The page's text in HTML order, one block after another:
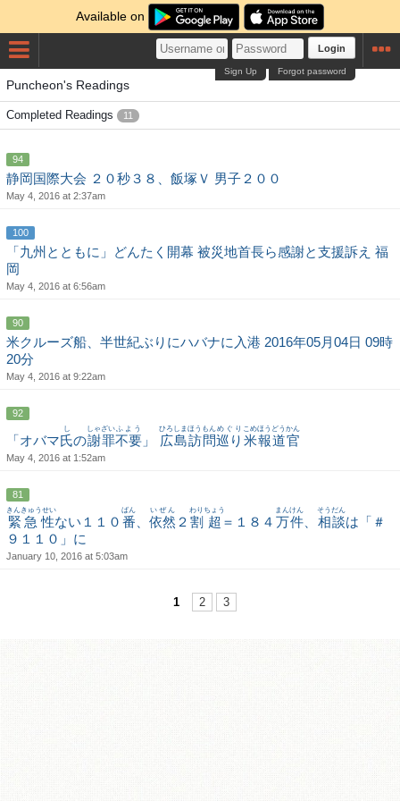
Available on
Login
Forgot password
Sign Up
Puncheon's Readings
Completed Readings 11
94
静岡国際大会 ２０秒３８、飯塚Ｖ 男子２００
May 4, 2016 at 2:37am
100
「九州とともに」どんたく開幕 被災地首長ら感謝と支援訴え 福
岡
May 4, 2016 at 6:56am
90
米クルーズ船、半世紀ぶりにハバナに入港 2016年05月04日 09時
20分
May 4, 2016 at 9:22am
92
「オバマ氏
し
の謝罪
しゃざい
不要
ふよう
」 広島
ひろしま
訪問
ほうもん
巡り
めぐり
米
こめ
報道
ほうどう
官
かん
May 4, 2016 at 1:52am
81
緊急性
きんきゅうせい
ない１１０ 番
ばん
依然
いぜん
２ 割
わり
超
ちょう
＝１８４ 万
まん
件
けん
相談
そうだん
は「＃
９１１０」に
January 10, 2016 at 5:03am
1 2 3